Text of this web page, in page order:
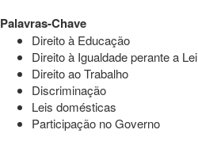
Palavras-Chave
Direito à Educação
Direito à Igualdade perante a Lei
Direito ao Trabalho
Discriminação
Leis domésticas
Participação no Governo